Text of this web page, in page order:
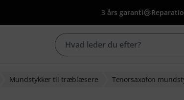
3 års garanti
Mundstykker til træblæsere Tenorsaxofon